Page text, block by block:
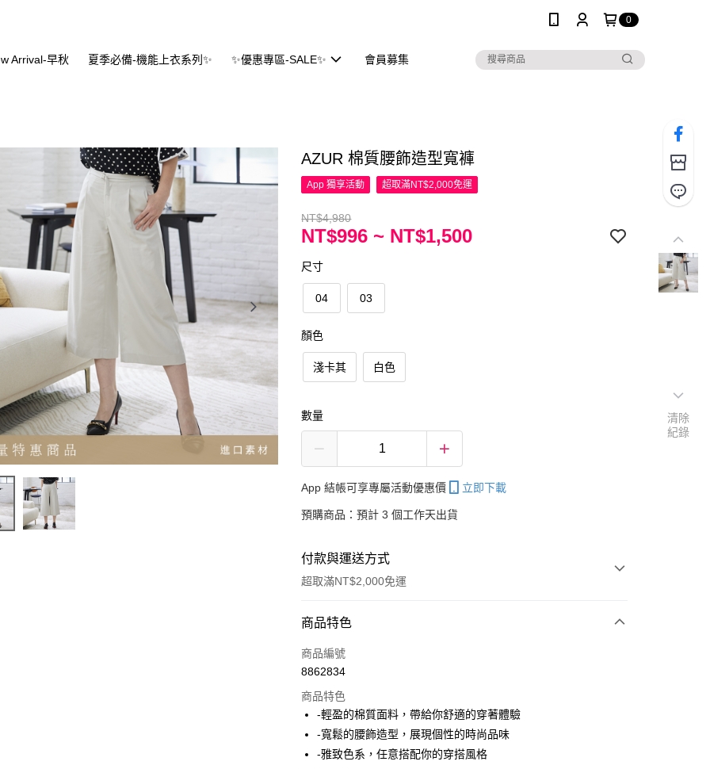
0
Arrival-早秋 夏季必備-機能上衣系列✨ ✨優惠專區-SALE✨ 會員募集
AZUR 棉質腰飾造型寬褲
App 獨享活動 超取滿NT$2,000免運
NT$4,980
NT$996 ~ NT$1,500
尺寸
04 03
顏色
淺卡其 白色
數量
App 結帳可享專屬活動優惠價 立即下載
預購商品：預計 3 個工作天出貨
付款與運送方式
超取滿NT$2,000免運
付款方式
信用卡一次付款
LINE Pay
Apple Pay
商品特色
商品編號
8862834
商品特色
-輕盈的棉質面料，帶給你舒適的穿著體驗
-寬鬆的腰飾造型，展現個性的時尚品味
-雅致色系，任意搭配你的穿搭風格
清除
紀錄